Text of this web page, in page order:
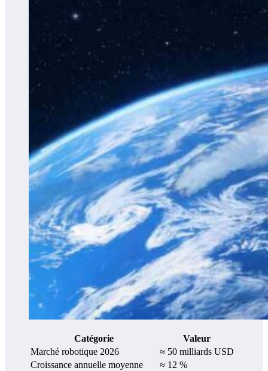
Catégorie
Valeur
Marché robotique 2026
≈ 50 milliards USD
Croissance annuelle moyenne
≈ 12 %